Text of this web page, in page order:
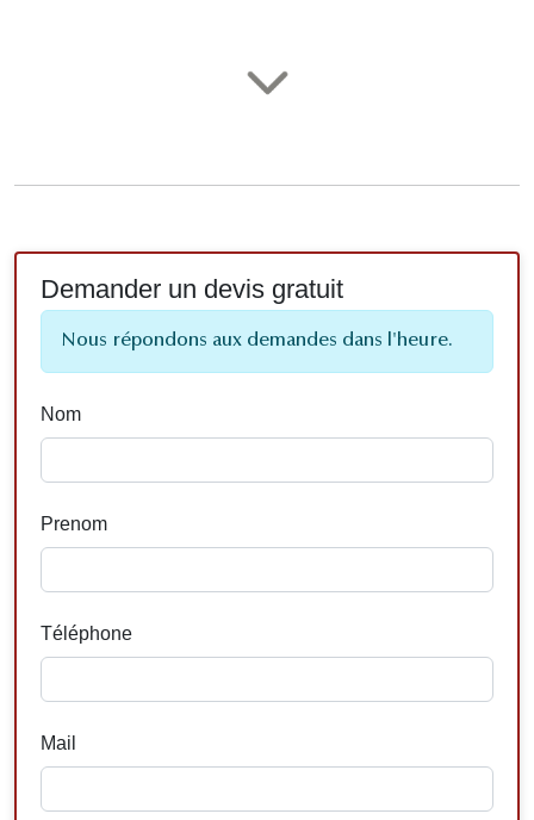
Demander un devis gratuit
Nous répondons aux demandes dans l'heure.
Nom
Prenom
Téléphone
Mail